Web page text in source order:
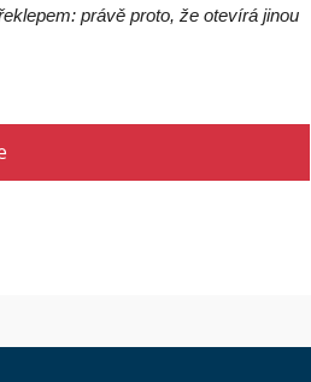
právě proto, že otevírá jinou